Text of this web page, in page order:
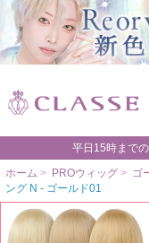
平日15時まで
ホーム > PROウィッグ > ゴ
ング N - ゴールド01